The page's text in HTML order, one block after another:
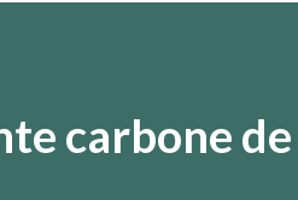
carbone